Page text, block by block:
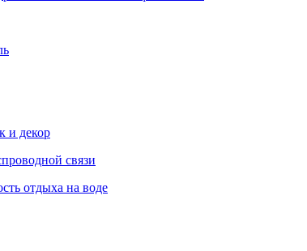
и декор
связи
отдыха на воде